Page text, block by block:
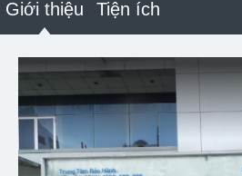
Giới thiệu Tiện ích